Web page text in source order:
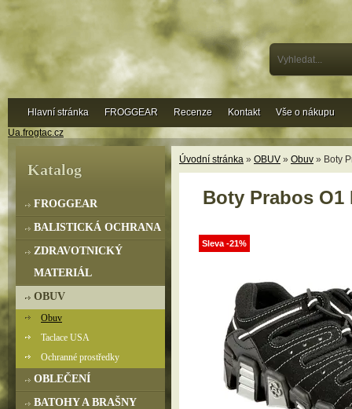
Ua.frogtac.cz
Úvodní stránka » OBUV » Obuv » Boty
Boty Prabos O1
Sleva -21%
Katalog
FROGGEAR
BALISTICKÁ OCHRANA
ZDRAVOTNICKÝ
MATERIÁL
OBUV
Obuv
Taclace USA
Ochranné prostředky
OBLEČENÍ
BATOHY A BRAŠNY
Hlavní stránka FROGGEAR Recenze Kontakt Vše o nákupu